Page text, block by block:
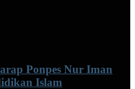
Ponpes Nur Iman
Islam